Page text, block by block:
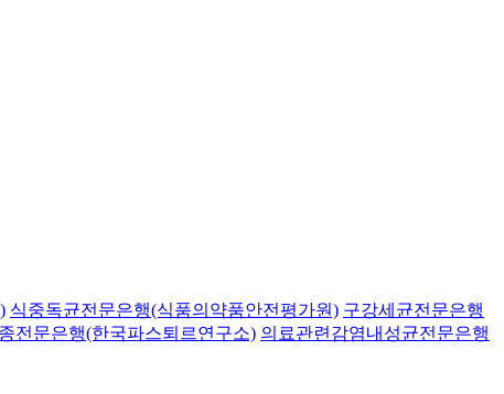
식중독균전문은행(식품의약품안전평가원) 구강세균전문은행
전문은행(한국파스퇴르연구소) 의료관련감염내성균전문은행